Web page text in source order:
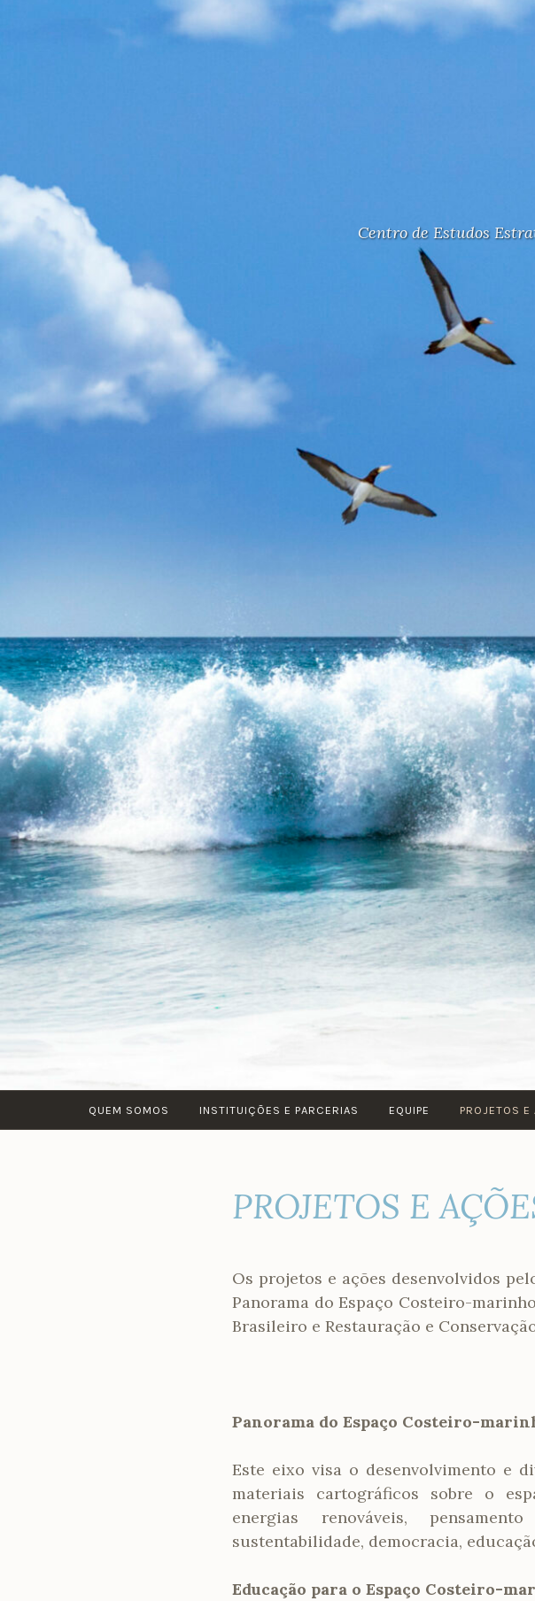
Centro de Estudos
QUEM SOMOS INSTITUIÇÕES E PARCERIAS EQUIPE PROJETOS E
PROJETOS E
Os projetos e ações desenvolvidos
Panorama do Espaço Costeiro-
Brasileiro e Restauração e
Panorama do Espaço Costeiro-
Este eixo visa o desenvolvimento e
materiais cartográficos sobre o
energias renováveis,
sustentabilidade, democracia,
Educação para o Espaço Costeiro-